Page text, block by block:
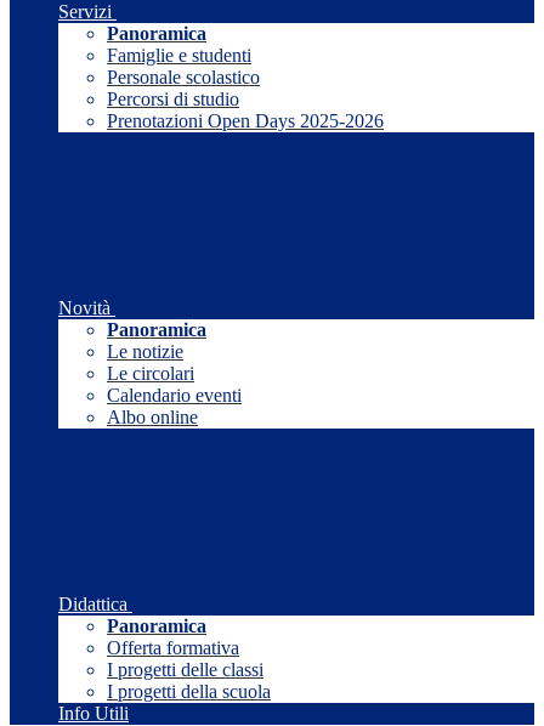
Servizi
Panoramica
Famiglie e studenti
Personale scolastico
Percorsi di studio
Prenotazioni Open Days 2025-2026
Novità
Panoramica
Le notizie
Le circolari
Calendario eventi
Albo online
Didattica
Panoramica
Offerta formativa
I progetti delle classi
I progetti della scuola
Info Utili